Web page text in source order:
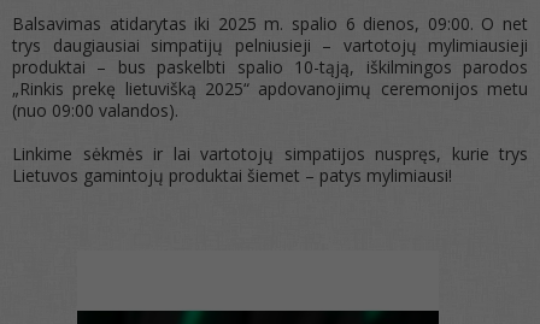
Balsavimas atidarytas iki 2025 m. spalio 6 dienos, 09:00. O net
trys daugiausiai simpatijų pelniusieji – vartotojų mylimiausieji
produktai – bus paskelbti spalio 10-tąją, iškilmingos parodos
„Rinkis prekę lietuvišką 2025“ apdovanojimų ceremonijos metu
(nuo 09:00 valandos).
Linkime sėkmės ir lai vartotojų simpatijos nuspręs, kurie trys
Lietuvos gamintojų produktai šiemet – patys mylimiausi!